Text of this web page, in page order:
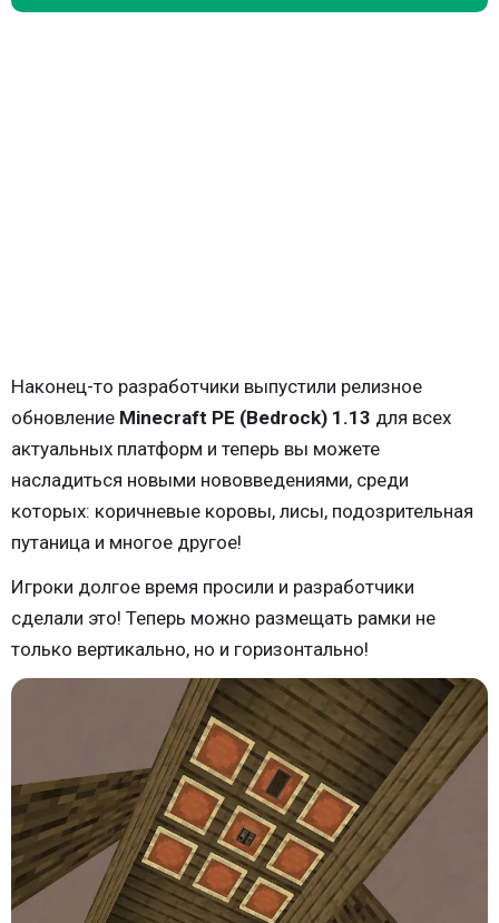
Наконец-то разработчики выпустили релизное
обновление Minecraft PE (Bedrock) 1.13 для всех
актуальных платформ и теперь вы можете
насладиться новыми нововведениями, среди
которых: коричневые коровы, лисы, подозрительная
путаница и многое другое!
Игроки долгое время просили и разработчики
сделали это! Теперь можно размещать рамки не
только вертикально, но и горизонтально!